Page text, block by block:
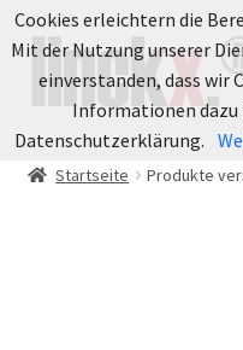
Zur
Navigation
springen
Zum
Inhalt
springen
INFO
Startseite Produkte
Cookies erleichtern die
Mit der Nutzung unserer
einverstanden, dass wir
Informationen dazu
Datenschutzerklärung.